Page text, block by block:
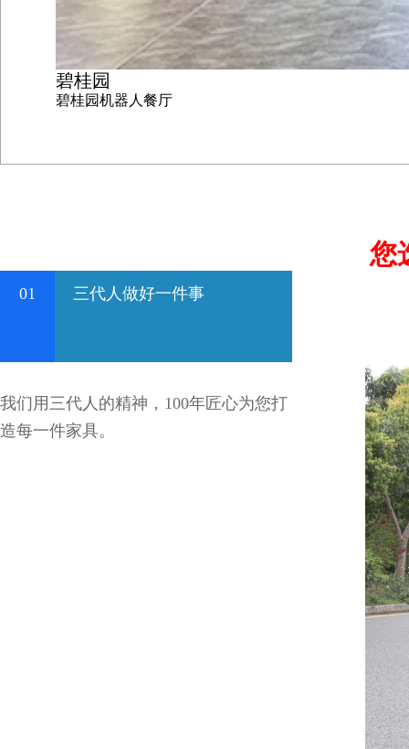
碧桂园
碧桂园机器人餐厅
您
01 三代人做好一件事
我们用三代人的精神，100年匠心为您打
造每一件家具。